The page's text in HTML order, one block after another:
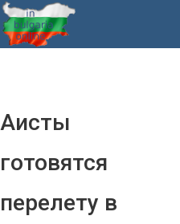
Аисты
готовятся
перелету в